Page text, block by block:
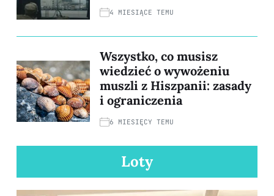
4 MIESIĄCE TEMU
Wszystko, co musisz
wiedzieć o wywożeniu
muszli z Hiszpanii: zasady
i ograniczenia
6 MIESIĘCY TEMU
Loty